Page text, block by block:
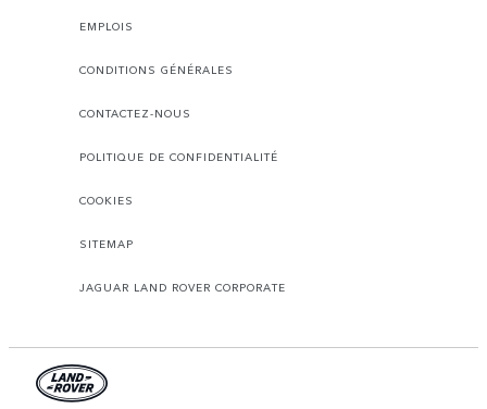
EMPLOIS
CONDITIONS GÉNÉRALES
CONTACTEZ-NOUS
POLITIQUE DE CONFIDENTIALITÉ
COOKIES
SITEMAP
JAGUAR LAND ROVER CORPORATE